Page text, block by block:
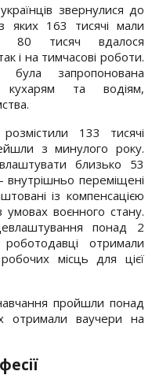
звернулися до
яких 163 тисячі мали
80 тисяч вдалося
і на тимчасові роботи.
була запропонована
кухарям та водіям,
133 тисячі
з минулого року.
близько 53
внутрішньо переміщені
із компенсацією
воєнного стану.
понад 2
отримали
місць для цієї
пройшли понад
отримали ваучери на